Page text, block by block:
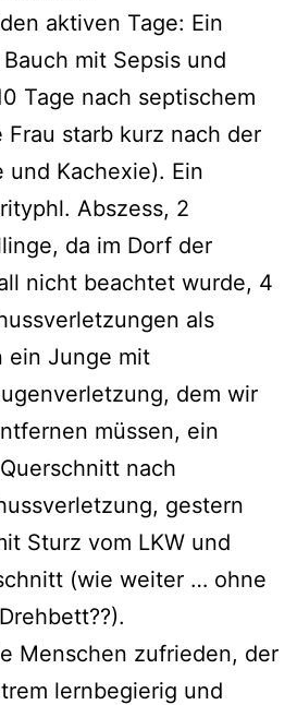
aktiven Tage: Ein
mit Sepsis und
Tage nach septischem
Frau starb kurz nach der
und Kachexie). Ein
Abszess, 2
da im Dorf der
nicht beachtet wurde, 4
als
ein Junge mit
dem wir
müssen, ein
nach
gestern
Sturz vom LKW und
(wie weiter … ohne
Menschen zufrieden, der
lernbegierig und